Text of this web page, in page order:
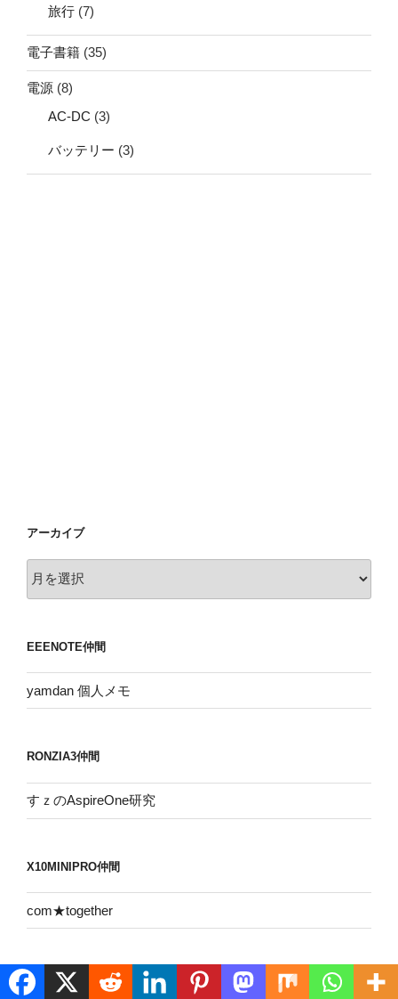
旅行 (7)
電子書籍 (35)
電源 (8)
AC-DC (3)
バッテリー (3)
アーカイブ
ー
ブ
EEENOTE仲間
yamdan 個人メモ
RONZIA3仲間
すｚのAspireOne研究
X10MINIPRO仲間
com★together